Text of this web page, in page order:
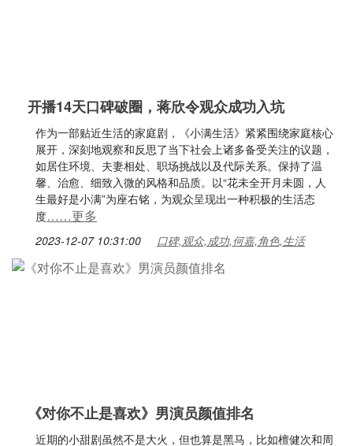
开播14天口碑破圈，蒋欣令观众成功入坑
作为一部贴近生活的家庭剧，《小满生活》紧紧围绕家庭核心
展开，深刻地观察和反思了当下社会上诸多备受关注的议题，
如居住环境、夫妻相处、职场挑战以及代际关系。保持了温
馨、治愈、细致入微的风格和品质。以“花未全开月未圆，人
生最好是小满”为座右铭，为观众呈现出一种积极的生活态
度……更多
2023-12-07 10:31:00 口碑,观众,成功,何嘉,角色,生活
《对你不止是喜欢》男演员颜值排名
近期的小甜剧虽然不是大火，但也算是黑马，比如檀健次和周